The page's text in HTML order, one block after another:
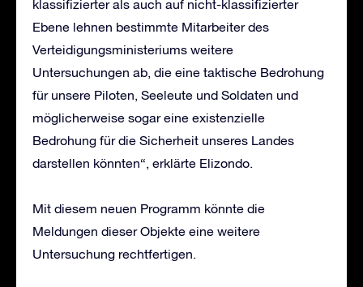
klassifizierter als auch auf nicht-klassifizierter
Ebene lehnen bestimmte Mitarbeiter des
Verteidigungsministeriums weitere
Untersuchungen ab, die eine taktische Bedrohung
für unsere Piloten, Seeleute und Soldaten und
möglicherweise sogar eine existenzielle
Bedrohung für die Sicherheit unseres Landes
darstellen könnten“, erklärte Elizondo.
Mit diesem neuen Programm könnte die
Meldungen dieser Objekte eine weitere
Untersuchung rechtfertigen.